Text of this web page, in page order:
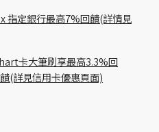
指定銀行最高7%回饋(詳情見
卡大筆刷享最高3.3%回
(詳見信用卡優惠頁面)